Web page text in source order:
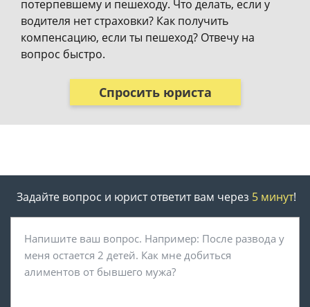
потерпевшему и пешеходу. Что делать, если у
водителя нет страховки? Как получить
компенсацию, если ты пешеход? Отвечу на
вопрос быстро.
Спросить юриста
Задайте вопрос и юрист ответит вам через 5 минут!